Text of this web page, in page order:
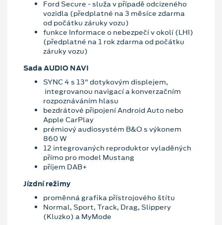
Ford Secure - služa v případě odcizeného
vozidla (předplatné na 3 měsíce zdarma
od počátku záruky vozu)
funkce Informace o nebezpečí v okolí (LHI)
(předplatné na 1 rok zdarma od počátku
záruky vozu)
Sada AUDIO NAVI
SYNC 4 s 13" dotykovým displejem,
integrovanou navigací a konverzačním
rozpoznáváním hlasu
bezdrátové připojení Android Auto nebo
Apple CarPlay
prémiový audiosystém B&O s výkonem
860 W
12 integrovaných reproduktor vyladěných
přímo pro model Mustang
příjem DAB+
Jízdní režimy
proměnná grafika přístrojového štítu
Normal, Sport, Track, Drag, Slippery
(Kluzko) a MyMode